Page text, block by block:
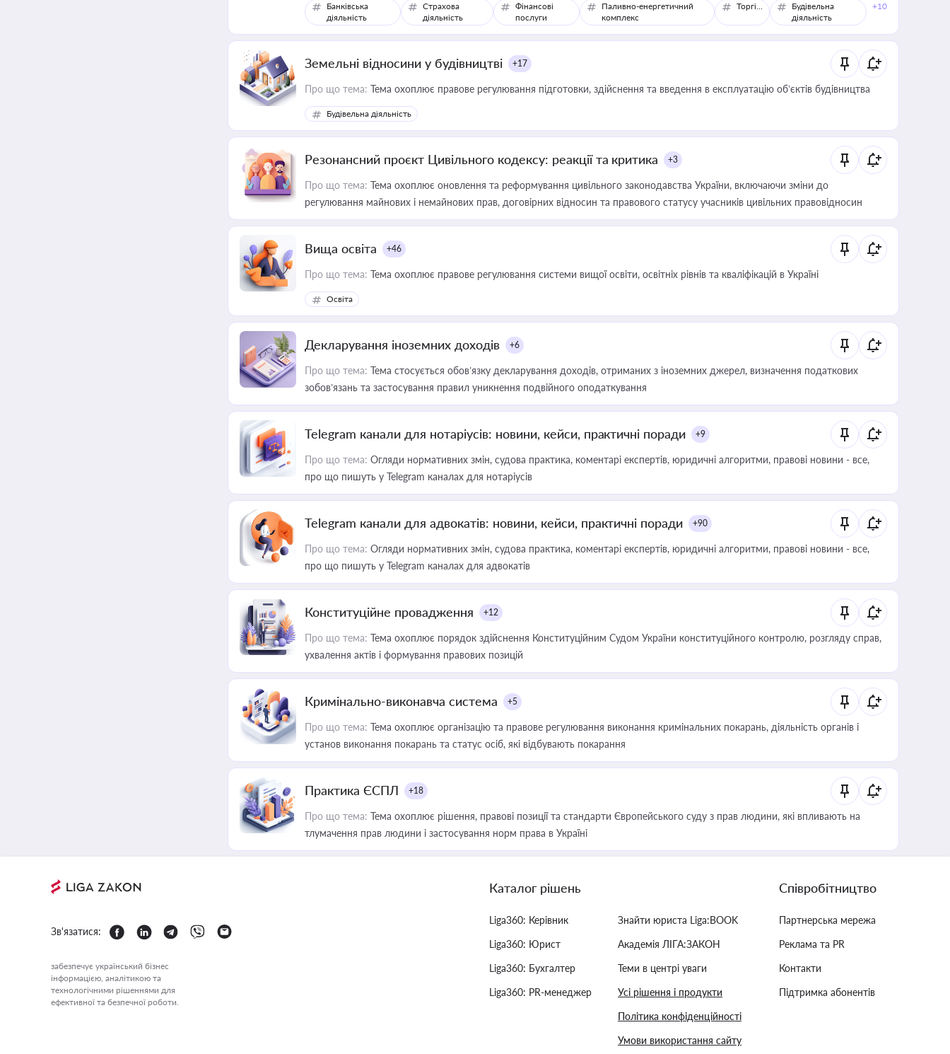
Банківська
діяльність
Страхова
діяльність
Фінансові
послуги
Паливно-енергетичний
комплекс
Торгівля
Будівельна
діяльність
+10
Земельні відносини у будівництві +17
Про що тема: Тема охоплює правове регулювання підготовки, здійснення та введення в експлуатацію об’єктів будівництва
Будівельна діяльність
Резонансний проєкт Цивільного кодексу: реакції та критика +3
Про що тема: Тема охоплює оновлення та реформування цивільного законодавства України, включаючи зміни до
регулювання майнових і немайнових прав, договірних відносин та правового статусу учасників цивільних правовідносин
Вища освіта +46
Про що тема: Тема охоплює правове регулювання системи вищої освіти, освітніх рівнів та кваліфікацій в Україні
Освіта
Декларування іноземних доходів +6
Про що тема: Тема стосується обов’язку декларування доходів, отриманих з іноземних джерел, визначення податкових
зобов’язань та застосування правил уникнення подвійного оподаткування
Telegram канали для нотаріусів: новини, кейси, практичні поради +9
Про що тема: Огляди нормативних змін, судова практика, коментарі експертів, юридичні алгоритми, правові новини - все,
про що пишуть у Telegram каналах для нотаріусів
Telegram канали для адвокатів: новини, кейси, практичні поради +90
Про що тема: Огляди нормативних змін, судова практика, коментарі експертів, юридичні алгоритми, правові новини - все,
про що пишуть у Telegram каналах для адвокатів
Конституційне провадження +12
Про що тема: Тема охоплює порядок здійснення Конституційним Судом України конституційного контролю, розгляду справ,
ухвалення актів і формування правових позицій
Кримінально-виконавча система +5
Про що тема: Тема охоплює організацію та правове регулювання виконання кримінальних покарань, діяльність органів і
установ виконання покарань та статус осіб, які відбувають покарання
Практика ЄСПЛ +18
Про що тема: Тема охоплює рішення, правові позиції та стандарти Європейського суду з прав людини, які впливають на
тлумачення прав людини і застосування норм права в Україні
Зв'язатися:
забезпечує український бізнес
інформацією, аналітикою та
технологічними рішеннями для
ефективної та безпечної роботи.
Каталог рішень
Liga360: Керівник
Liga360: Юрист
Liga360: Бухгалтер
Liga360: PR-менеджер
Знайти юриста Liga:BOOK
Академія ЛІГА:ЗАКОН
Теми в центрі уваги
Усі рішення і продукти
Політика конфіденційності
Умови використання сайту
Співробітництво
Партнерська мережа
Реклама та PR
Контакти
Підтримка абонентів